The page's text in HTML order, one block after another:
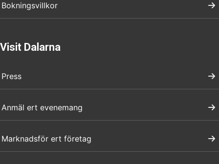
Bokningsvillkor
Visit Dalarna
Press
Anmäl ert evenemang
Marknadsför ert företag